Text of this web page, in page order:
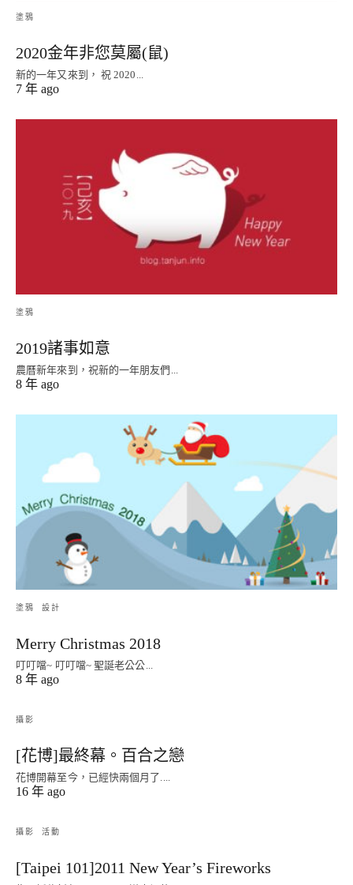
塗鴉
2020金年非您莫屬(鼠)
新的一年又來到， 祝 2020...
7 年 ago
塗鴉
2019諸事如意
農曆新年來到，祝新的一年朋友們...
8 年 ago
塗鴉 設計
Merry Christmas 2018
叮叮噹~ 叮叮噹~ 聖誕老公公...
8 年 ago
攝影
[花博]最終幕。百合之戀
花博開幕至今，已經快兩個月了....
16 年 ago
攝影 活動
[Taipei 101]2011 New Year’s Fireworks